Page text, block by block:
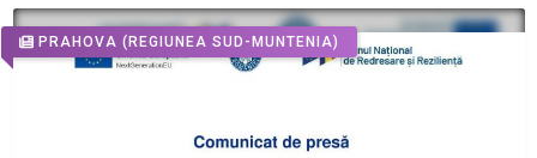
PRAHOVA (REGIUNEA SUD-MUNTENIA)